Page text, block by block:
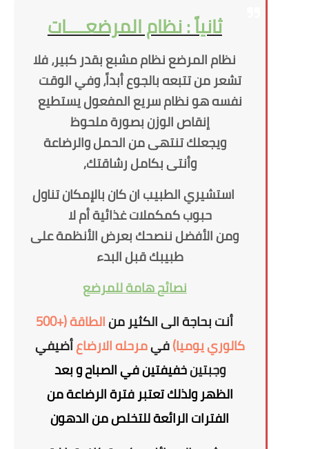
ثانياً : نظام المرضعــــات
نظام المرضع نظام مشبع بقدر كبير، فلا
تشعر من تتبعه بالجوع أبداً، وفي الوقت
نفسه هو نظام سريع المفعول يستطيع
إنقاص الوزن بصورة ملحوظ
ويجعلك تنتهى من الحمل والرضاعة
وأنتى بكامل رشاقتك,
استشيري الطبيب ان كان بالإمكان تناول
حبوب كمكملات غذائية أم لا
ومن الأفضل ننصحك بعرض الأنظمة على
طبيبك قبل البدء
نصائحهامةللمرضع
أنت بحاجة الى الكثير من
الطاقة (+500
كالوري يوميا)فيمرحله الارضاعأضيفي
وجبتينخفيفتين في الصباح و بعد
الظهرولذلك تعتبر فترة الرضاعة من
الفترات الرائعة للتخلص من الدهون